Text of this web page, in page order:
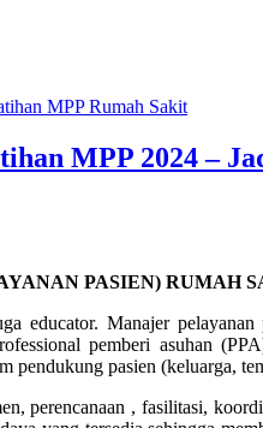
MPP Rumah Sakit
MPP 2024 –
PASIEN) RUMAH
educator. Manajer
pemberi asuhan
pendukung pasien (keluarga,
perencanaan , fasilitasi,